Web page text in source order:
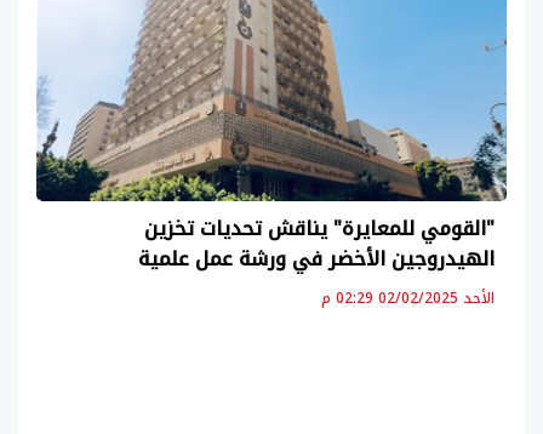
"القومي للمعايرة" يناقش تحديات تخزين
الهيدروجين الأخضر في ورشة عمل علمية
الأحد 02/02/2025 02:29 م